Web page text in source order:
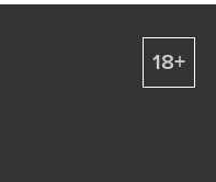
18+